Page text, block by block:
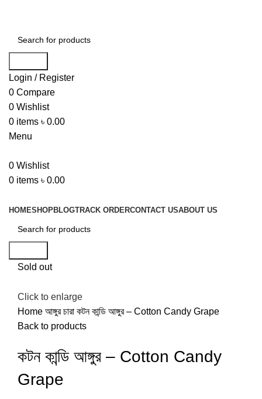
Login / Register
0 Compare
0 Wishlist
0 items ৳ 0.00
Menu
0 Wishlist
0 items ৳ 0.00
HOMESHOPBLOGTRACK ORDERCONTACT USABOUT US
Sold out
Click to enlarge
Home আঙ্গুর চারা কটন কান্ডি আঙ্গুর – Cotton Candy Grape
Back to products
কটন কান্ডি আঙ্গুর – Cotton Candy
Grape